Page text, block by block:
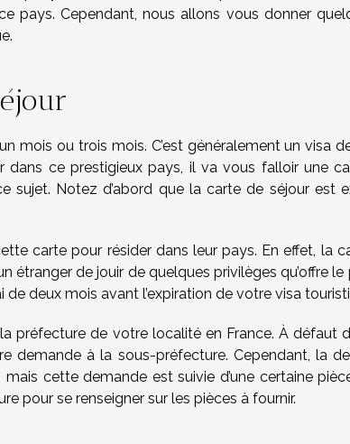
pays. Cependant, nous allons vous donner
mois ou trois mois. C’est généralement un visa
ce prestigieux pays, il va vous falloir une
sujet. Notez d’abord que la carte de séjour est
carte pour résider dans leur pays. En effet, la
de jouir de quelques privilèges qu’offre le
deux mois avant l’expiration de votre visa
préfecture de votre localité en France. À défaut
demande à la sous-préfecture. Cependant, la
cette demande est suivie d’une certaine
pour se renseigner sur les pièces à fournir.